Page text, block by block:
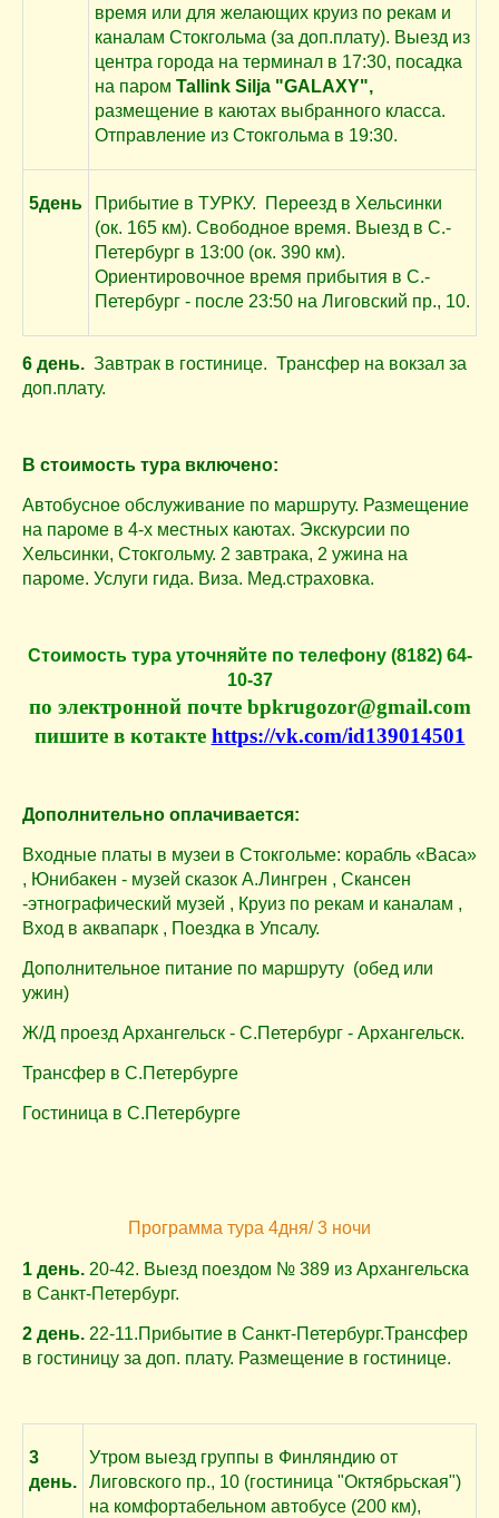
время или для желающих круиз по рекам и
каналам Стокгольма (за доп.плату). Выезд из
центра города на терминал в 17:30, посадка
на паром Tallink Silja "GALAXY",
размещение в каютах выбранного класса.
Отправление из Стокгольма в 19:30.
5день
Прибытие в ТУРКУ. Переезд в Хельсинки
(ок. 165 км). Свободное время. Выезд в С.-
Петербург в 13:00 (ок. 390 км).
Ориентировочное время прибытия в С.-
Петербург - после 23:50 на Лиговский пр., 10.
6 день. Завтрак в гостинице. Трансфер на вокзал за
доп.плату.
В стоимость тура включено:
Автобусное обслуживание по маршруту. Размещение
на пароме в 4-х местных каютах. Экскурсии по
Хельсинки, Стокгольму. 2 завтрака, 2 ужина на
пароме. Услуги гида. Виза. Мед.страховка.
Cтоимость тура уточняйте по телефону (8182) 64-
10-37
по электронной почте bpkrugozor@gmail.com
пишите в котакте https://vk.com/id139014501
Дополнительно оплачивается:
Входные платы в музеи в Стокгольме: корабль «Васа»
, Юнибакен - музей сказок А.Лингрен , Скансен
-этнографический музей , Круиз по рекам и каналам ,
Вход в аквапарк , Поездка в Упсалу.
Дополнительное питание по маршруту (обед или
ужин)
Ж/Д проезд Архангельск - С.Петербург - Архангельск.
Трансфер в С.Петербурге
Гостиница в С.Петербурге
Программа тура 4дня/ 3 ночи
1 день. 20-42. Выезд поездом № 389 из Архангельска
в Санкт-Петербург.
2 день. 22-11.Прибытие в Санкт-Петербург.Трансфер
в гостиницу за доп. плату. Размещение в гостинице.
3
день.
Утром выезд группы в Финляндию от
Лиговского пр., 10 (гостиница "Октябрьская")
на комфортабельном автобусе (200 км),